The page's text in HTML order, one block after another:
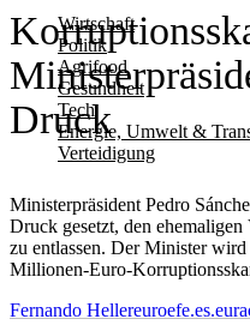
Wirtschaft
Politik
Agrifood
Gesundheit
Tech
Energie, Umwelt &
Verteidigung
Druck
Ministerpräsident Pedro
Druck gesetzt, den
zu entlassen. Der Minister
Millionen-Euro-
Fernando Heller